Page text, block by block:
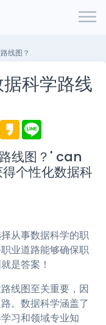
线图？
科学路线
M
e
K
a
a
o
e
线图？' can
个性化数据科
从事数据科学的职
业道路能够确保职
是答案！
线图至关重要，因
。数据科学涵盖了
习和领域专业知